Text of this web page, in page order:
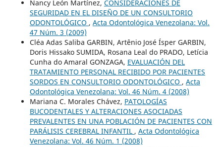
Nancy León Martínez, CONSIDERACIONES DE
SEGURIDAD EN EL DISEÑO DE UN CONSULTORIO
ODONTOLÓGICO , Acta Odontológica Venezolana: Vol.
47 Núm. 3 (2009)
Cléa Adas Saliba GARBIN, Artênio José Ísper GARBIN,
Doris Hissako SUMIDA, Rosana Leal do PRADO, Letícia
Cunha do Amaral GONZAGA, EVALUACIÓN DEL
TRATAMIENTO PERSONAL RECIBIDO POR PACIENTES
SORDOS EN CONSULTORIO ODONTOLÓGICO , Acta
Odontológica Venezolana: Vol. 46 Núm. 4 (2008)
Mariana C. Morales Chávez, PATOLOGÍAS
BUCODENTALES Y ALTERACIONES ASOCIADAS
PREVALENTES EN UNA POBLACIÓN DE PACIENTES CON
PARÁLISIS CEREBRAL INFANTIL , Acta Odontológica
Venezolana: Vol. 46 Núm. 1 (2008)